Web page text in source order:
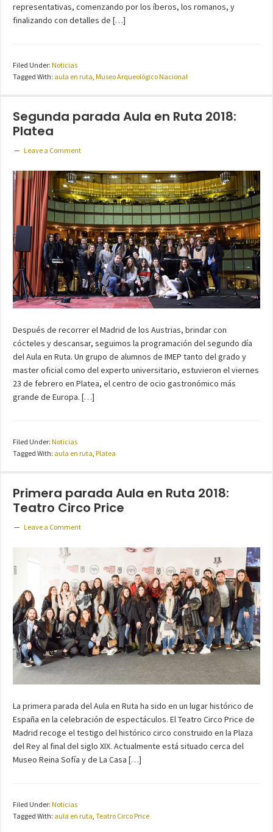
representativas, comenzando por los íberos, los romanos, y
finalizando con detalles de […]
Filed Under: Noticias
Tagged With: aula en ruta, Museo Arqueológico Nacional
Segunda parada Aula en Ruta 2018:
Platea
Leave a Comment
Después de recorrer el Madrid de los Austrias, brindar con
cócteles y descansar, seguimos la programación del segundo día
del Aula en Ruta. Un grupo de alumnos de IMEP tanto del grado y
master oficial como del experto universitario, estuvieron el viernes
23 de febrero en Platea, el centro de ocio gastronómico más
grande de Europa. […]
Filed Under: Noticias
Tagged With: aula en ruta Platea
Primera parada Aula en Ruta 2018:
Teatro Circo Price
Leave a Comment
La primera parada del Aula en Ruta ha sido en un lugar histórico de
España en la celebración de espectáculos. El Teatro Circo Price de
Madrid recoge el testigo del histórico circo construido en la Plaza
del Rey al final del siglo XIX. Actualmente está situado cerca del
Museo Reina Sofía y de La Casa […]
Filed Under: Noticias
Tagged With: aula en ruta, Teatro Circo Price